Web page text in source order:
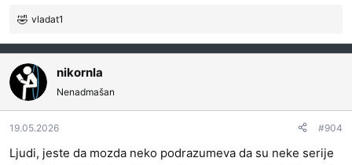
R
a
g
o
v
a
n
a
vladat1
nikornla
Nenadmašan
19.05.2026 #904
Ljudi, jeste da mozda neko podrazumeva da su neke serije